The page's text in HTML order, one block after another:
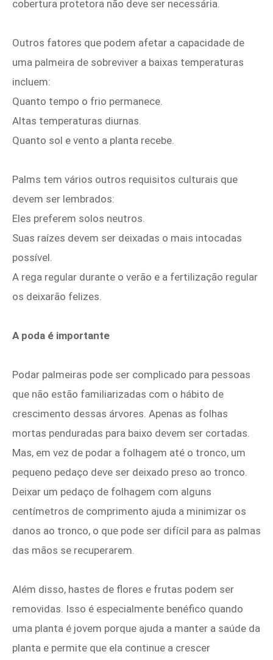
cobertura protetora não deve ser necessária.
Outros fatores que podem afetar a capacidade de
uma palmeira de sobreviver a baixas temperaturas
incluem:
Quanto tempo o frio permanece.
Altas temperaturas diurnas.
Quanto sol e vento a planta recebe.
Palms tem vários outros requisitos culturais que
devem ser lembrados:
Eles preferem solos neutros.
Suas raízes devem ser deixadas o mais intocadas
possível.
A rega regular durante o verão e a fertilização regular
os deixarão felizes.
A poda é importante
Podar palmeiras pode ser complicado para pessoas
que não estão familiarizadas com o hábito de
crescimento dessas árvores. Apenas as folhas
mortas penduradas para baixo devem ser cortadas.
Mas, em vez de podar a folhagem até o tronco, um
pequeno pedaço deve ser deixado preso ao tronco.
Deixar um pedaço de folhagem com alguns
centímetros de comprimento ajuda a minimizar os
danos ao tronco, o que pode ser difícil para as palmas
das mãos se recuperarem.
Além disso, hastes de flores e frutas podem ser
removidas. Isso é especialmente benéfico quando
uma planta é jovem porque ajuda a manter a saúde da
planta e permite que ela continue a crescer